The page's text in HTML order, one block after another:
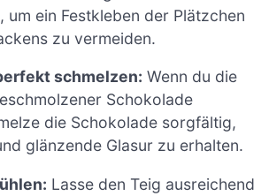
um ein Festkleben der Plätzchen
zu vermeiden.
schmelzen: Wenn du die
Schokolade
die Schokolade sorgfältig,
glänzende Glasur zu erhalten.
Lasse den Teig ausreichend